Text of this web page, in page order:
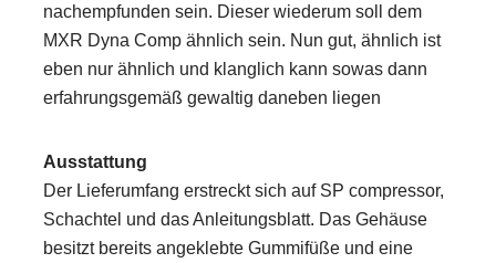
nachempfunden sein. Dieser wiederum soll dem
MXR Dyna Comp ähnlich sein. Nun gut, ähnlich ist
eben nur ähnlich und klanglich kann sowas dann
erfahrungsgemäß gewaltig daneben liegen
Ausstattung
Der Lieferumfang erstreckt sich auf SP compressor,
Schachtel und das Anleitungsblatt. Das Gehäuse
besitzt bereits angeklebte Gummifüße und eine